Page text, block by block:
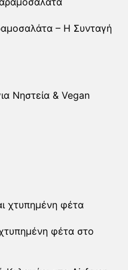
– Η Συνταγή
Νηστεία & Vegan
φέτα στο